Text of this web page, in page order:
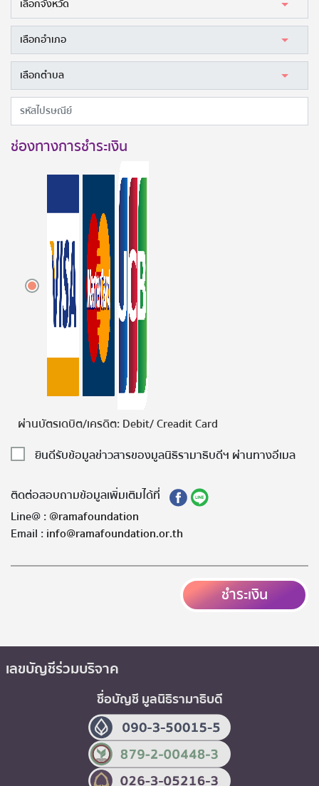
ช่องทางการชำระเงิน
ผ่านบัตรเดบิต/เครดิต: Debit/ Creadit Card
ยินดีรับข้อมูลข่าวสารของมูลนิธิรามาธิบดีฯ ผ่านทางอีเมล
ติดต่อสอบถามข้อมูลเพิ่มเติมได้ที่
Line@ :@ramafoundation
Email :info@ramafoundation.or.th
ชำระเงิน
เลขบัญชีร่วมบริจาค
ชื่อบัญชี มูลนิธิรามาธิบดี